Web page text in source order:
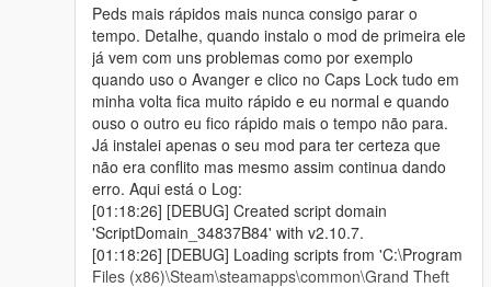
Peds mais rápidos mais nunca consigo parar o
tempo. Detalhe, quando instalo o mod de primeira ele
já vem com uns problemas como por exemplo
quando uso o Avanger e clico no Caps Lock tudo em
minha volta fica muito rápido e eu normal e quando
ouso o outro eu fico rápido mais o tempo não para.
Já instalei apenas o seu mod para ter certeza que
não era conflito mas mesmo assim continua dando
erro. Aqui está o Log:
[01:18:26] [DEBUG] Created script domain
'ScriptDomain_34837B84' with v2.10.7.
[01:18:26] [DEBUG] Loading scripts from 'C:\Program
Files (x86)\Steam\steamapps\common\Grand Theft